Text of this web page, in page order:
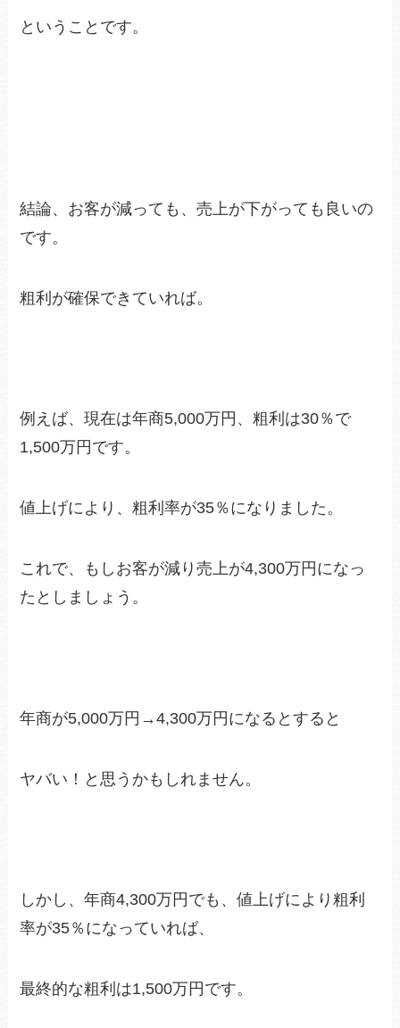
ということです。
結論、お客が減っても、売上が下がっても良いの
です。
粗利が確保できていれば。
例えば、現在は年商5,000万円、粗利は30％で
1,500万円です。
値上げにより、粗利率が35％になりました。
これで、もしお客が減り売上が4,300万円になっ
たとしましょう。
年商が5,000万円→4,300万円になるとすると
ヤバい！と思うかもしれません。
しかし、年商4,300万円でも、値上げにより粗利
率が35％になっていれば、
最終的な粗利は1,500万円です。